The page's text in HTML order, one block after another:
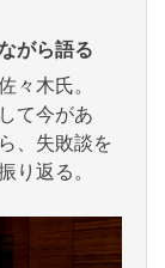
がら語る
々木氏。
て今があ
、失敗談を
り返る。